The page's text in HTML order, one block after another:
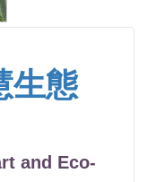
生態
and Eco-